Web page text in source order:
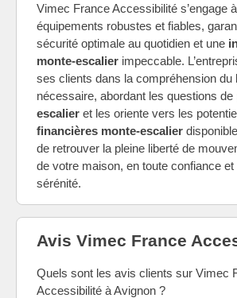
Vimec France Accessibilité s’engage
équipements robustes et fiables,
sécurité optimale au quotidien et une
monte-escalier impeccable.
ses clients dans la compréhension du
nécessaire, abordant les questions de
escalier et les oriente vers les
financières monte-escalier
de retrouver la pleine liberté de
de votre maison, en toute confiance et
sérénité.
Avis Vimec France
Quels sont les avis clients sur Vimec
Accessibilité à Avignon ?